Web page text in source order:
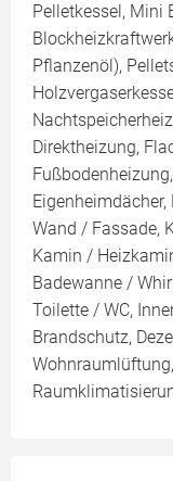
Pelletkessel, Mini
Pflanzenöl),
Direktheizung,
Wand / Fassade,
Kamin /
Badewanne /
Toilette / WC,
Brandschutz,